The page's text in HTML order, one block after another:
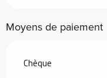
Moyens de paiement
Chèque